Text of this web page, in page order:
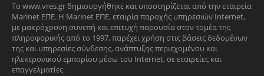
Το www.vres.gr δημιουργήθηκε και υποστηρίζεται από την εταιρεία
Marinet ΕΠΕ. Η Marinet ΕΠΕ, εταιρία παροχής υπηρεσιών Internet,
με μακρόχρονη συνεπή και επιτυχή παρουσία στον τομέα της
πληροφορικής από το 1997, παρέχει χρήση στις βάσεις δεδομένων
της και υπηρεσίες σύνδεσης, ανάπτυξης περιεχομένου και
ηλεκτρονικού εμπορίου μέσω του Internet, σε εταιρείες και
επαγγελματίες.